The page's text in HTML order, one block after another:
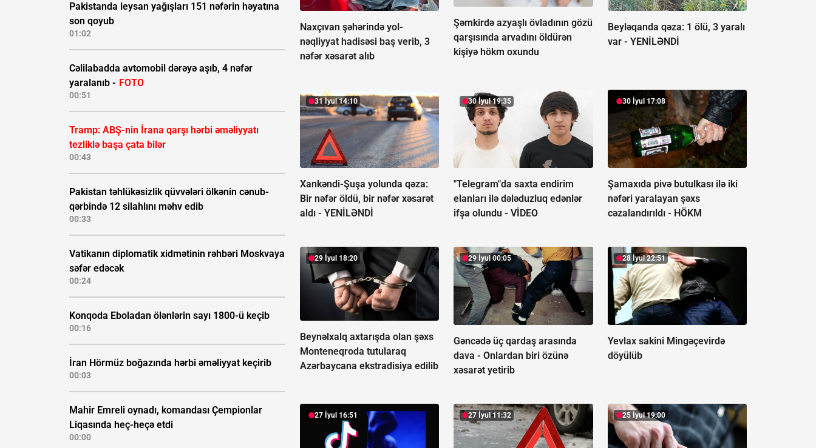
Pakistanda leysan yağışları 151 nəfərin həyatına
son qoyub
01:02
Cəlilabadda avtomobil dərəyə aşıb, 4 nəfər
yaralanıb - FOTO
00:51
Tramp: ABŞ-nin İrana qarşı hərbi əməliyyatı
tezliklə başa çata bilər
00:43
Pakistan təhlükəsizlik qüvvələri ölkənin cənub-
qərbində 12 silahlını məhv edib
00:33
Vatikanın diplomatik xidmətinin rəhbəri Moskvaya
səfər edəcək
00:24
Konqoda Eboladan ölənlərin sayı 1800-ü keçib
00:16
İran Hörmüz boğazında hərbi əməliyyat keçirib
00:03
Mahir Emreli oynadı, komandası Çempionlar
Liqasında heç-heçə etdi
00:00
Naxçıvan şəhərində yol-
nəqliyyat hadisəsi baş verib, 3
nəfər xəsarət alıb
Şəmkirdə azyaşlı övladının gözü
qarşısında arvadını öldürən
kişiyə hökm oxundu
Beyləqanda qəza: 1 ölü, 3 yaralı
var - YENİLƏNDİ
31 İyul 14:10
Xankəndi-Şuşa yolunda qəza:
Bir nəfər öldü, bir nəfər xəsarət
aldı - YENİLƏNDİ
30 İyul 19:35
"Telegram"da saxta endirim
elanları ilə dələduzluq edənlər
ifşa olundu -VİDEO
30 İyul 17:08
Şamaxıda pivə butulkası ilə iki
nəfəri yaralayan şəxs
cəzalandırıldı - HÖKM
29 İyul 18:20
Beynəlxalq axtarışda olan şəxs
Monteneqroda tutularaq
Azərbaycana ekstradisiya edilib
29 İyul 00:05
Gəncədə üç qardaş arasında
dava -Onlardan biri özünə
xəsarət yetirib
28 İyul 22:51
Yevlax sakini Mingəçevirdə
döyülüb
27 İyul 16:51 27 İyul 11:32 25 İyul 19:00